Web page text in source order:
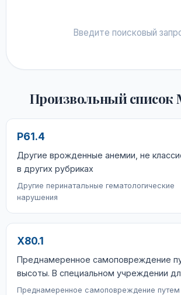
Введите поисковый
Произвольный список
P61.4
Другие врожденные анемии, не
в других рубриках
Другие перинатальные гематологические
нарушения
X80.1
Преднамеренное самоповреждение
высоты. В специальном учреждении
Преднамеренное самоповреждение